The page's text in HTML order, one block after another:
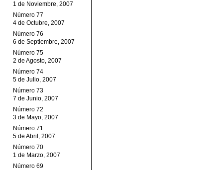
1 de Noviembre, 2007
Número 77
4 de Octubre, 2007
Número 76
6 de Septiembre, 2007
Número 75
2 de Agosto, 2007
Número 74
5 de Julio, 2007
Número 73
7 de Junio, 2007
Número 72
3 de Mayo, 2007
Número 71
5 de Abril, 2007
Número 70
1 de Marzo, 2007
Número 69